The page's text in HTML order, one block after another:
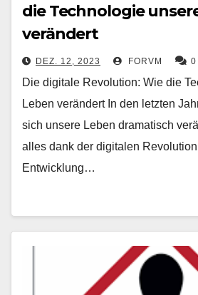
die Technologie
verändert
DEZ. 12, 2023 FORVM 0
Die digitale Revolution: Wie die
Leben verändert In den letzten
sich unsere Leben dramatisch
alles dank der digitalen
Entwicklung…